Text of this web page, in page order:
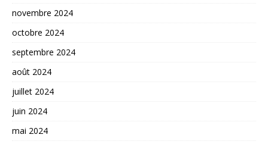
novembre 2024
octobre 2024
septembre 2024
août 2024
juillet 2024
juin 2024
mai 2024